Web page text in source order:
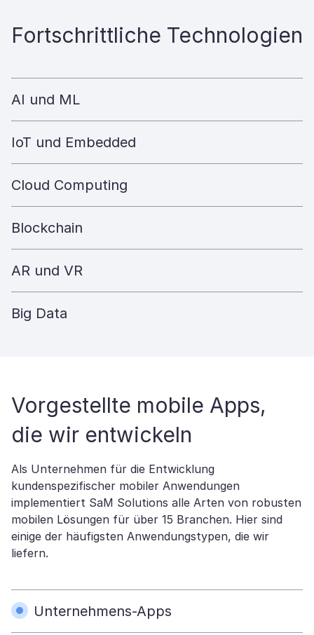
Fortschrittliche Technologien
AI und ML
IoT und Embedded
Cloud Computing
Blockchain
AR und VR
Big Data
Vorgestellte mobile Apps,
die wir entwickeln
Als Unternehmen für die Entwicklung
kundenspezifischer mobiler Anwendungen
implementiert SaM Solutions alle Arten von robusten
mobilen Lösungen für über 15 Branchen. Hier sind
einige der häufigsten Anwendungstypen, die wir
liefern.
Unternehmens-Apps